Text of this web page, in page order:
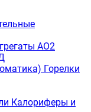
АО2
Горелки
Калориферы и